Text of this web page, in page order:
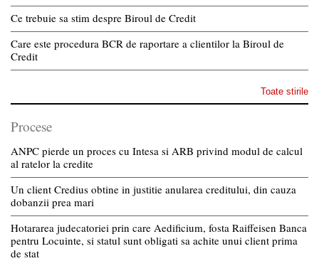
Ce trebuie sa stim despre Biroul de Credit
Care este procedura BCR de raportare a clientilor la Biroul de
Credit
Toate stirile
Procese
ANPC pierde un proces cu Intesa si ARB privind modul de calcul
al ratelor la credite
Un client Credius obtine in justitie anularea creditului, din cauza
dobanzii prea mari
Hotararea judecatoriei prin care Aedificium, fosta Raiffeisen Banca
pentru Locuinte, si statul sunt obligati sa achite unui client prima
de stat